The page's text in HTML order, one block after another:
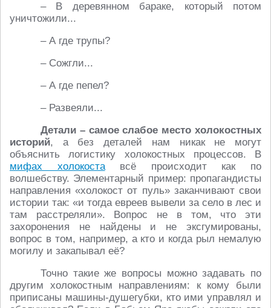
– В деревянном бараке, который потом
уничтожили...
– А где трупы?
– Сожгли...
– А где пепел?
– Развеяли...
Детали – самое слабое место холокостных
историй, а без деталей нам никак не могут
объяснить логистику холокостных процессов. В
мифах холокоставсё происходит как по
волшебству. Элементарный пример: пропагандисты
направления «холокост от пуль» заканчивают свои
истории так: «и тогда евреев вывели за село в лес и
там расстреляли». Вопрос не в том, что эти
захоронения не найдены и не эксгумированы,
вопрос в том, например, а кто и когда рыл немалую
могилу и закапывал её?
Точно такие же вопросы можно задавать по
другим холокостным направлениям: к кому были
приписаны машины-душегубки, кто ими управлял и